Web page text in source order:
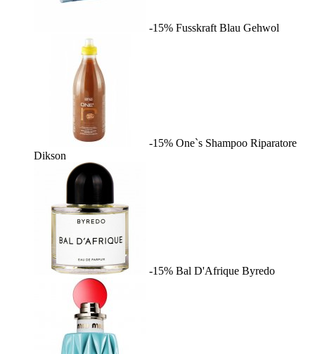
-15% Fusskraft Blau Gehwol
-15% One`s Shampoo Riparatore
Dikson
-15% Bal D'Afrique Byredo